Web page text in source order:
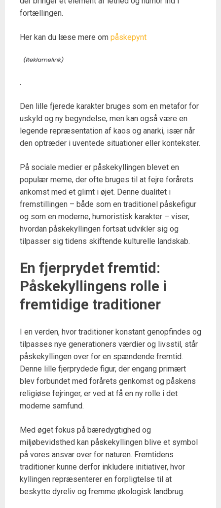
fortællingen.
Her kan du læse mere om påskepynt
.
Den lille fjerede karakter bruges som en metafor for
uskyld og ny begyndelse, men kan også være en
legende repræsentation af kaos og anarki, især når
den optræder i uventede situationer eller kontekster.
På sociale medier er påskekyllingen blevet en
populær meme, der ofte bruges til at fejre forårets
ankomst med et glimt i øjet. Denne dualitet i
fremstillingen – både som en traditionel påskefigur
og som en moderne, humoristisk karakter – viser,
hvordan påskekyllingen fortsat udvikler sig og
tilpasser sig tidens skiftende kulturelle landskab.
En fjerprydet fremtid:
Påskekyllingens rolle i
fremtidige traditioner
I en verden, hvor traditioner konstant genopfindes og
tilpasses nye generationers værdier og livsstil, står
påskekyllingen over for en spændende fremtid.
Denne lille fjerprydede figur, der engang primært
blev forbundet med forårets genkomst og påskens
religiøse fejringer, er ved at få en ny rolle i det
moderne samfund.
Med øget fokus på bæredygtighed og
miljøbevidsthed kan påskekyllingen blive et symbol
på vores ansvar over for naturen. Fremtidens
traditioner kunne derfor inkludere initiativer, hvor
kyllingen repræsenterer en forpligtelse til at
beskytte dyreliv og fremme økologisk landbrug.